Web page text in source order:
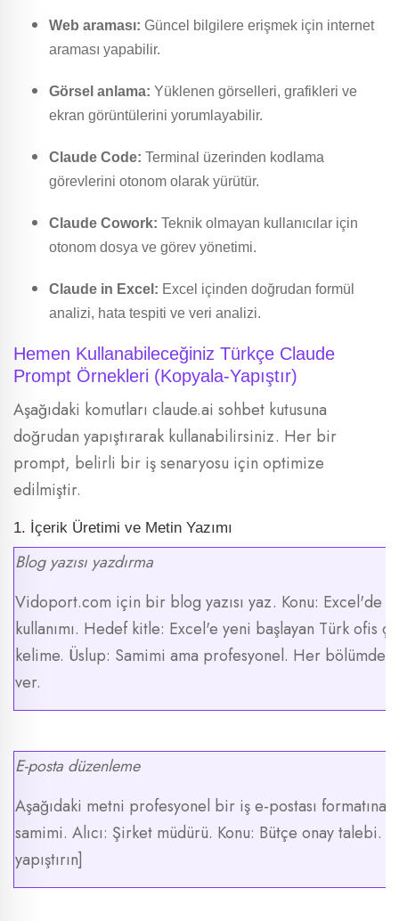
Web araması: Güncel bilgilere erişmek için internet
araması yapabilir.
Görsel anlama: Yüklenen görselleri, grafikleri ve
ekran görüntülerini yorumlayabilir.
Claude Code: Terminal üzerinden kodlama
görevlerini otonom olarak yürütür.
Claude Cowork: Teknik olmayan kullanıcılar için
otonom dosya ve görev yönetimi.
Claude in Excel: Excel içinden doğrudan formül
analizi, hata tespiti ve veri analizi.
Hemen Kullanabileceğiniz Türkçe Claude
Prompt Örnekleri (Kopyala-Yapıştır)
Aşağıdaki komutları claude.ai sohbet kutusuna
doğrudan yapıştırarak kullanabilirsiniz. Her bir
prompt, belirli bir iş senaryosu için optimize
edilmiştir.
1. İçerik Üretimi ve Metin Yazımı
Blog yazısı yazdırma
Vidoport.com için bir blog yazısı yaz. Konu: Excel'de
kullanımı. Hedef kitle: Excel'e yeni başlayan Türk ofis
kelime. Üslup: Samimi ama profesyonel. Her bölümde
ver.
E-posta düzenleme
Aşağıdaki metni profesyonel bir iş e-postası formatına
samimi. Alıcı: Şirket müdürü. Konu: Bütçe onay talebi.
yapıştırın]